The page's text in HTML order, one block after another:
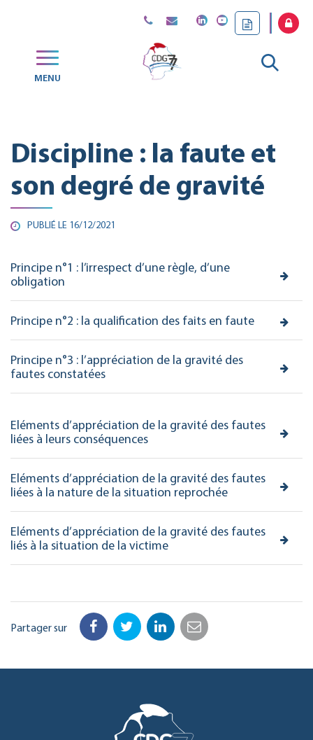
MENU
Aller
Discipline : la faute et
son degré de gravité
PUBLIÉ LE 16/12/2021
Principe n°1 : l’irrespect d’une règle, d’une
obligation
Principe n°2 : la qualification des faits en faute
Principe n°3 : l’appréciation de la gravité des
fautes constatées
Eléments d’appréciation de la gravité des fautes
liées à leurs conséquences
Eléments d’appréciation de la gravité des fautes
liées à la nature de la situation reprochée
Eléments d’appréciation de la gravité des fautes
liés à la situation de la victime
Partager sur Facebook
TwitterLinkedIn
Email